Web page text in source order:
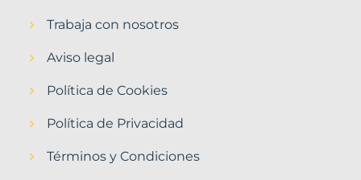
Trabaja con nosotros
Aviso legal
Política de Cookies
Política de Privacidad
Términos y Condiciones